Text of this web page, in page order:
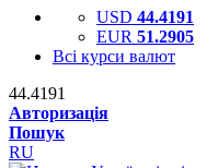
USD 44.4191
EUR 51.2905
Всі курси валют
44.4191
Авторизація
Пошук
RU